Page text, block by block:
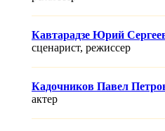
Кавтарадзе Юрий
сценарист, режисcер
Кадочников Павел
актер